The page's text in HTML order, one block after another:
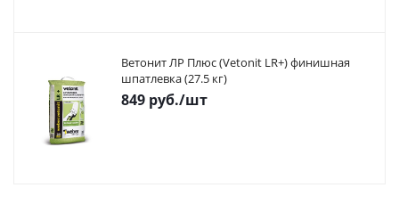
Ветонит ЛР Плюс (Vetonit LR+) финишная
шпатлевка (27.5 кг)
849 руб./шт